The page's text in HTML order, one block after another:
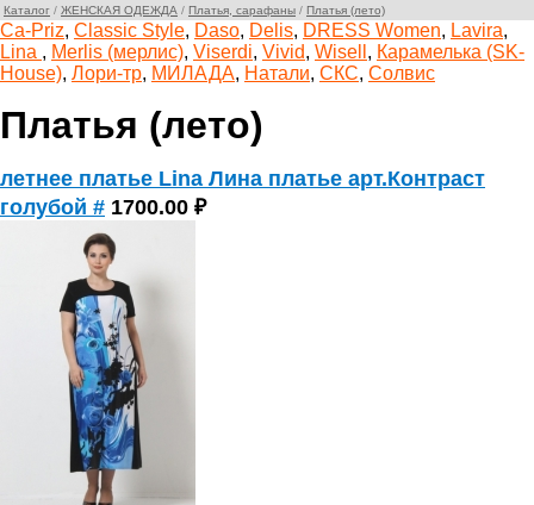
Каталог / ЖЕНСКАЯ ОДЕЖДА / Платья, сарафаны / Платья (лето)
Ca-Priz, Classic Style, Daso, Delis, DRESS Women, Lavira,
Lina , Merlis (мерлис), Viserdi, Vivid, Wisell , Карамелька (SK-
House), Лори-тр, МИЛАДА, Натали, СКС, Солвис
Платья (лето)
летнее платье Lina Лина платье арт.Контраст
голубой # 1700.00 ₽